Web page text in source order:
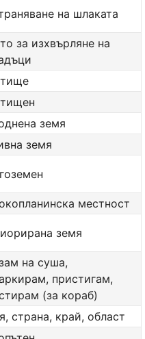
на шлаката
за изхвърляне на
земя
земя
местност
земя
на суша,
пристигам,
(за кораб)
страна, край, област